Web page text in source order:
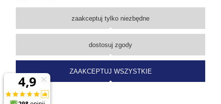
zaakceptuj tylko niezbędne
dostosuj zgody
ZAAKCEPTUJ WSZYSTKIE